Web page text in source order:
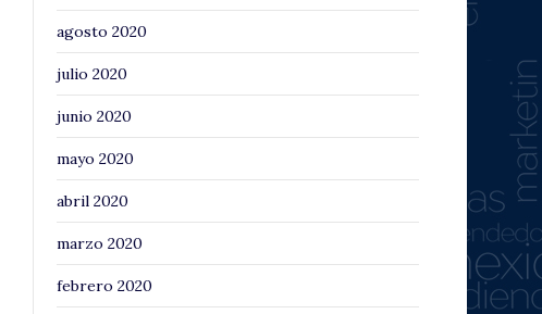
agosto 2020
julio 2020
junio 2020
mayo 2020
abril 2020
marzo 2020
febrero 2020